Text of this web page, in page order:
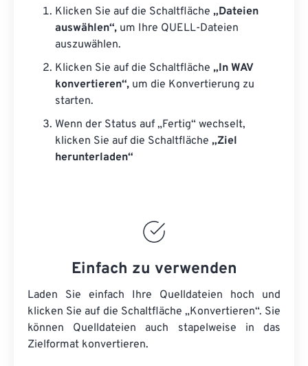
Klicken Sie auf die Schaltfläche „Dateien
auswählen“, um Ihre QUELL-Dateien
auszuwählen.
Klicken Sie auf die Schaltfläche „In WAV
konvertieren“, um die Konvertierung zu
starten.
Wenn der Status auf „Fertig“ wechselt,
klicken Sie auf die Schaltfläche „Ziel
herunterladen“
Einfach zu verwenden
Laden Sie einfach Ihre Quelldateien hoch und
klicken Sie auf die Schaltfläche „Konvertieren“. Sie
können Quelldateien auch stapelweise in das
Zielformat konvertieren.